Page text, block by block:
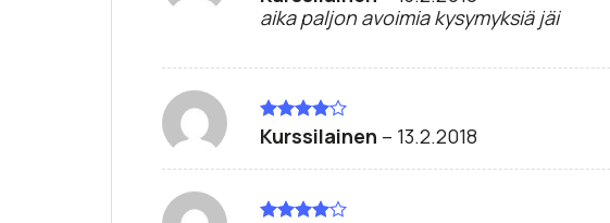
tuotteesta:
2/
aika paljon avoimia kysymyksiä jäi
Arvostelu
4/ 5
Kurssilainen – 13.2.2018